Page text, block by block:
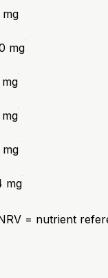
mg
mg
= nutrient